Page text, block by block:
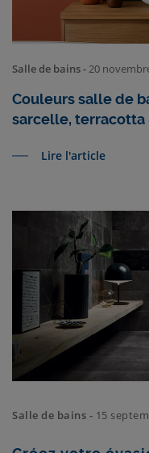
Salle de bains - 20
Couleurs salle de
sarcelle, terracotta
Lire l'article
Salle de bains - 15